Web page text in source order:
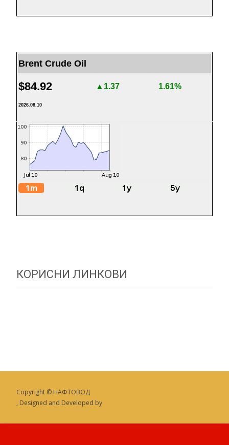
Brent Crude Oil
$84.92 ▲1.37 1.61%
2026.08.10
КОРИСНИ ЛИНКОВИ
Copyright © НАФТОВОД
, Designed and Developed by